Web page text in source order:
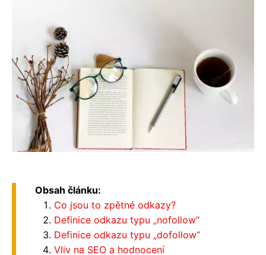
Obsah článku:
Co jsou to zpětné odkazy?
Definice odkazu typu „nofollow“
Definice odkazu typu „dofollow“
Vliv na SEO a hodnocení